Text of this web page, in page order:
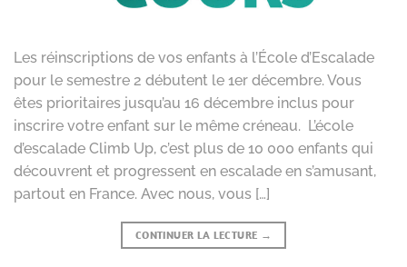
Les réinscriptions de vos enfants à l’École d’Escalade
pour le semestre 2 débutent le 1er décembre. Vous
êtes prioritaires jusqu’au 16 décembre inclus pour
inscrire votre enfant sur le même créneau. L’école
d’escalade Climb Up, c’est plus de 10 000 enfants qui
découvrent et progressent en escalade en s’amusant,
partout en France. Avec nous, vous […]
CONTINUER LA LECTURE →